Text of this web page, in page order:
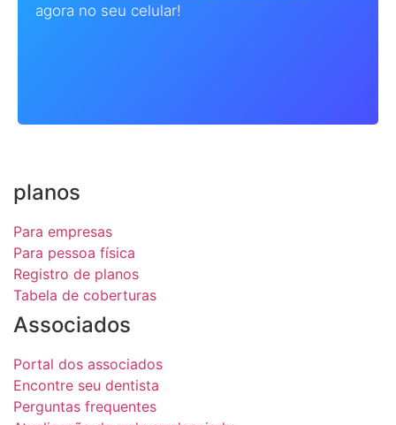
agora no seu celular!
planos
Para empresas
Para pessoa física
Registro de planos
Tabela de coberturas
Associados
Portal dos associados
Encontre seu dentista
Perguntas frequentes